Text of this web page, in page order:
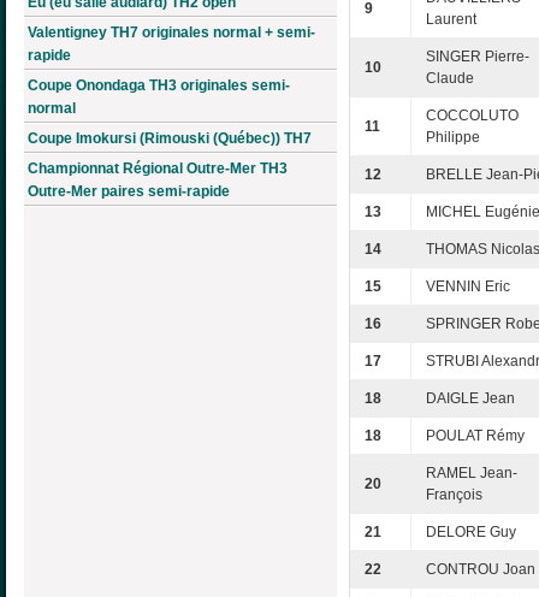
Valentigney TH7 originales normal + semi-
rapide
Coupe Onondaga TH3 originales semi-
normal
Coupe Imokursi (Rimouski (Québec)) TH7
Championnat Régional Outre-Mer TH3
Outre-Mer paires semi-rapide
9
Laurent
10
SINGER Pierre-
Claude
11
COCCOLUTO
Philippe
12 BRELLE Jean-
13 MICHEL Eugénie
14 THOMAS Nicolas
15 VENNIN Eric
16 SPRINGER
17 STRUBI
18 DAIGLE Jean
18 POULAT Rémy
20
RAMEL Jean-
François
21 DELORE Guy
22 CONTROU Joan